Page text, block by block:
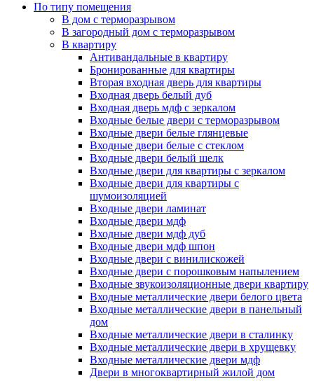
По типу помещения
В дом с терморазрывом
В загородный дом с терморазрывом
В квартиру
Антивандальные в квартиру
Бронированные для квартиры
Вторая входная дверь для квартиры
Входная дверь белый дуб
Входная дверь мдф с зеркалом
Входные белые двери с терморазрывом
Входные двери белые глянцевые
Входные двери белые с стеклом
Входные двери белый шелк
Входные двери для квартиры с зеркалом
Входные двери для квартиры с
шумоизоляцией
Входные двери ламинат
Входные двери мдф
Входные двери мдф дуб
Входные двери мдф шпон
Входные двери с винилискожей
Входные двери с порошковым напылением
Входные звукоизоляционные двери квартиру
Входные металлические двери белого цвета
Входные металлические двери в панельный
дом
Входные металлические двери в сталинку
Входные металлические двери в хрущевку
Входные металлические двери мдф
Двери в многоквартирный жилой дом